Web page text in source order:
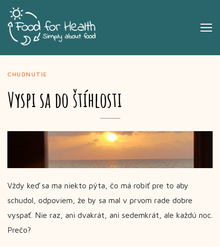
CHUDNUTIE
Vyspi sa do štíhlosti
Vždy keď sa ma niekto pýta, čo má robiť pre to aby
schudol, odpoviem, že by sa mal v prvom rade dobre
vyspať. Nie raz, ani dvakrát, ani sedemkrát, ale každú noc.
Prečo?